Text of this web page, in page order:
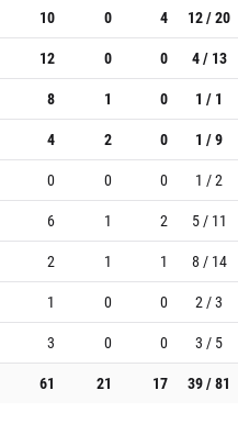
10 0 4 12 / 20
12 0 0 4 / 13
8 1 0 1 / 1
4 2 0 1 / 9
0 0 0 1 / 2
6 1 2 5 / 11
2 1 1 8 / 14
1 0 0 2 / 3
3 0 0 3 / 5
61 21 17 39 / 81